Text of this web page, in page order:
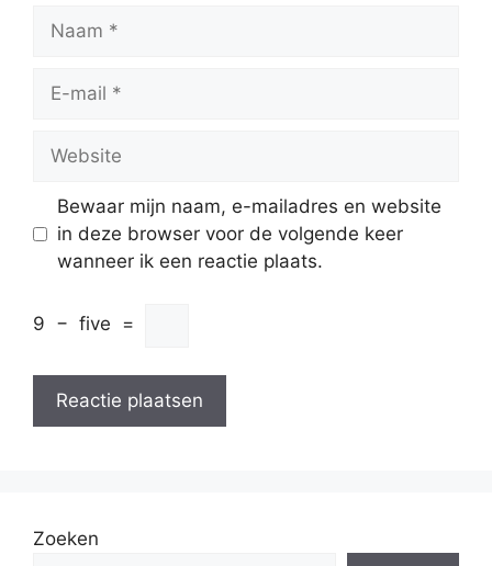
Naam
Website
Bewaar mijn naam, e-mailadres en website
in deze browser voor de volgende keer
wanneer ik een reactie plaats.
9 − five =
Zoeken